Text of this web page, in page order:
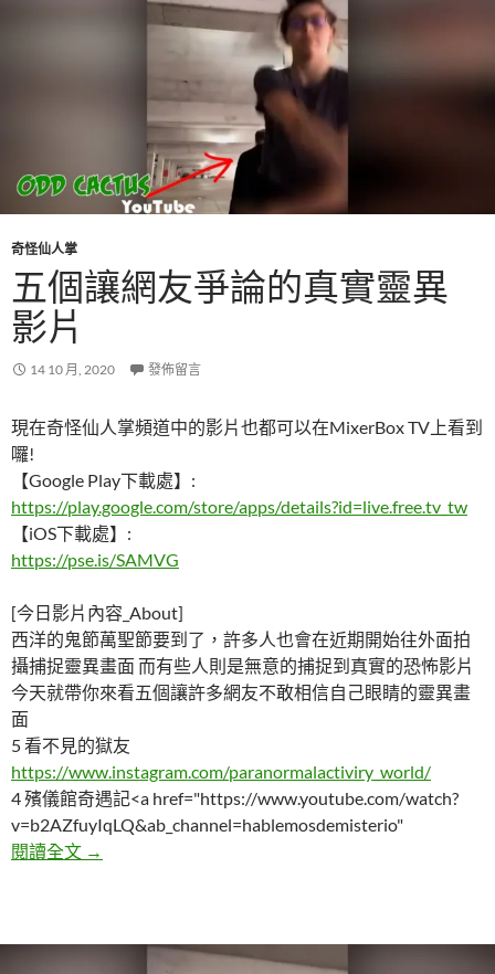
奇怪仙人掌
五個讓網友爭論的真實靈異
影片
14 10 月, 2020 發佈留言
現在奇怪仙人掌頻道中的影片也都可以在MixerBox TV上看到
囉!
【Google Play下載處】:
https://play.google.com/store/apps/details?id=live.free.tv_tw
【iOS下載處】:
https://pse.is/SAMVG
[今日影片內容_About]
西洋的鬼節萬聖節要到了，許多人也會在近期開始往外面拍
攝捕捉靈異畫面 而有些人則是無意的捕捉到真實的恐怖影片
今天就帶你來看五個讓許多網友不敢相信自己眼睛的靈異畫
面
5 看不見的獄友
https://www.instagram.com/paranormalactiviry_world/
4 殯儀館奇遇記<a href="https://www.youtube.com/watch?
v=b2AZfuyIqLQ&ab_channel=hablemosdemisterio"
閱讀全文 五個讓網友爭論的真實靈異影片
→